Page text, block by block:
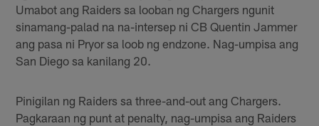
Umabot ang Raiders sa looban ng Chargers ngunit
sinamang-palad na na-intersep ni CB Quentin Jammer
ang pasa ni Pryor sa loob ng endzone. Nag-umpisa ang
San Diego sa kanilang 20.
Pinigilan ng Raiders sa three-and-out ang Chargers.
Pagkaraan ng punt at penalty, nag-umpisa ang Raiders